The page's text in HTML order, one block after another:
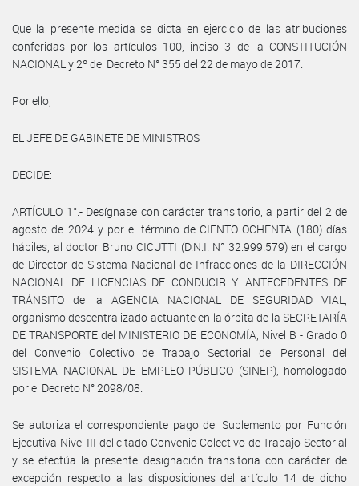
Que la presente medida se dicta en ejercicio de las atribuciones
conferidas por los artículos 100, inciso 3 de la CONSTITUCIÓN
NACIONAL y 2º del Decreto N° 355 del 22 de mayo de 2017.
Por ello,
EL JEFE DE GABINETE DE MINISTROS
DECIDE:
ARTÍCULO 1°.- Desígnase con carácter transitorio, a partir del 2 de
agosto de 2024 y por el término de CIENTO OCHENTA (180) días
hábiles, al doctor Bruno CICUTTI (D.N.I. N° 32.999.579) en el cargo
de Director de Sistema Nacional de Infracciones de la DIRECCIÓN
NACIONAL DE LICENCIAS DE CONDUCIR Y ANTECEDENTES DE
TRÁNSITO de la AGENCIA NACIONAL DE SEGURIDAD VIAL,
organismo descentralizado actuante en la órbita de la SECRETARÍA
DE TRANSPORTE del MINISTERIO DE ECONOMÍA, Nivel B - Grado 0
del Convenio Colectivo de Trabajo Sectorial del Personal del
SISTEMA NACIONAL DE EMPLEO PÚBLICO (SINEP), homologado
por el Decreto N° 2098/08.
Se autoriza el correspondiente pago del Suplemento por Función
Ejecutiva Nivel III del citado Convenio Colectivo de Trabajo Sectorial
y se efectúa la presente designación transitoria con carácter de
excepción respecto a las disposiciones del artículo 14 de dicho